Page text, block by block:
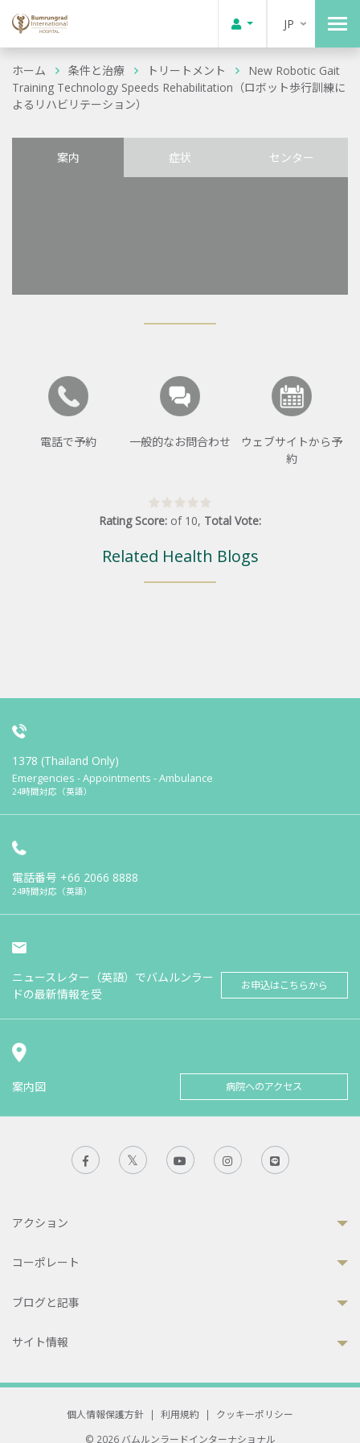
JP
ホーム 条件と治療 トリートメント
New Robotic Gait
Training Technology Speeds Rehabilitation（ロボット歩行訓練に
よるリハビリテーション）
案内 症状 センター
電話で予約 一般的なお問合わせ
ウェブサイトから予
約
Rating Score: of 10, Total Vote:
Related Health Blogs
1378 (Thailand Only)
Emergencies - Appointments - Ambulance
24時間対応（英語）
電話番号 +66 2066 8888
24時間対応（英語）
ニュースレター（英語）でバムルンラー
ドの最新情報を受
お申込はこちらから
案内図 病院へのアクセス
アクション
コーポレート
ブログと記事
サイト情報
個人情報保護方針 | 利用規約 |
クッキーポリシー
© 2026 バムルンラードインターナショナル